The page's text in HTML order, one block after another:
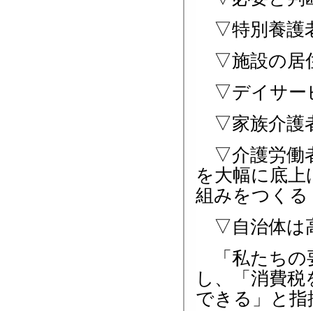
▽特別養護
▽施設の居
▽デイサー
▽家族介護
▽介護労働
を大幅に底
組みをつくる
▽自治体は
「私たちの
し、「消費
できる」と